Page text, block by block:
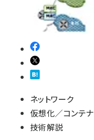
ネットワーク
仮想化／コンテナ
技術解説